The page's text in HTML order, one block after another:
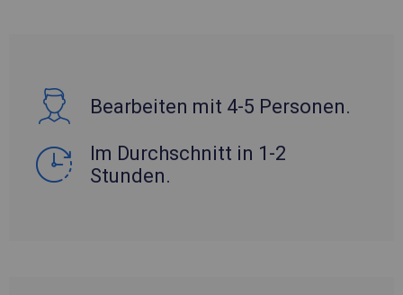
Bearbeiten mit 4-5 Personen.
Im Durchschnitt in 1-2
Stunden.